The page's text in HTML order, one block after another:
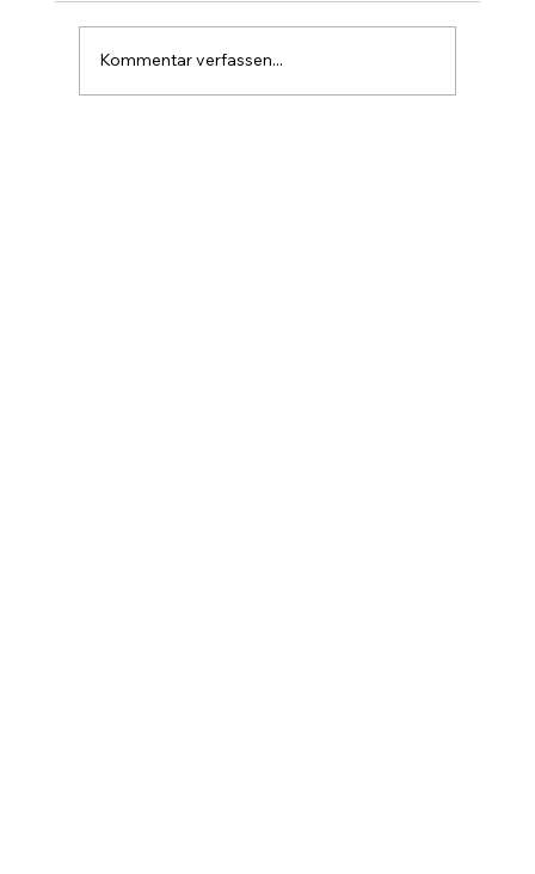
und kein kurzfristiges Ziel. Bei 1 Mio. USD
hätte Bitcoin eine Marktkapitalisierung von
Kommentar verfassen...